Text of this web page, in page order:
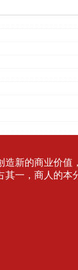
新的商业价值
一，商人的本